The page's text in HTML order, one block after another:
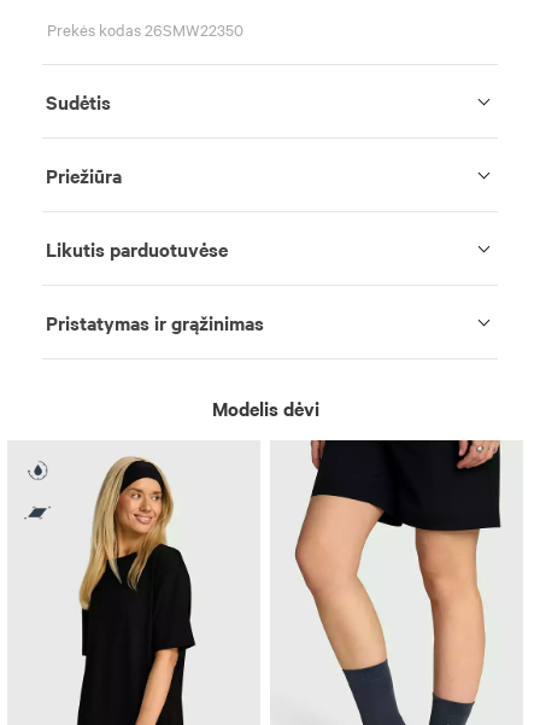
Prekės kodas 26SMW22350
Sudėtis
Priežiūra
Likutis parduotuvėse
Pristatymas ir grąžinimas
Modelis dėvi